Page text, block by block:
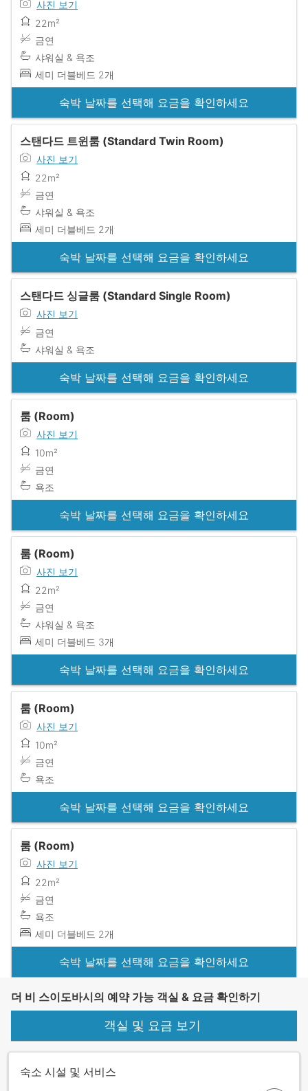
사진 보기
22m²
금연
샤워실 & 욕조
세미 더블베드 2개
숙박 날짜를 선택해 요금을 확인하세요
스탠다드 트윈룸 (Standard Twin Room)
사진 보기
22m²
금연
샤워실 & 욕조
세미 더블베드 2개
숙박 날짜를 선택해 요금을 확인하세요
스탠다드 싱글룸 (Standard Single Room)
사진 보기
금연
샤워실 & 욕조
숙박 날짜를 선택해 요금을 확인하세요
룸 (Room)
사진 보기
10m²
금연
욕조
숙박 날짜를 선택해 요금을 확인하세요
룸 (Room)
사진 보기
22m²
금연
샤워실 & 욕조
세미 더블베드 3개
숙박 날짜를 선택해 요금을 확인하세요
룸 (Room)
사진 보기
10m²
금연
욕조
숙박 날짜를 선택해 요금을 확인하세요
룸 (Room)
사진 보기
22m²
금연
욕조
세미 더블베드 2개
숙박 날짜를 선택해 요금을 확인하세요
더 비 스이도바시의 예약 가능 객실 & 요금 확인하기
객실 및 요금 보기
숙소 시설 및 서비스